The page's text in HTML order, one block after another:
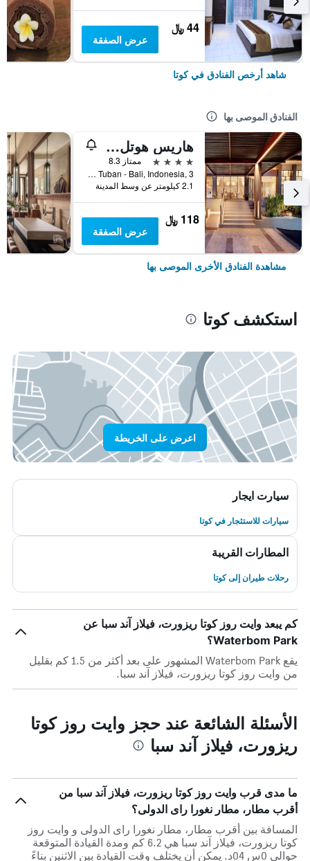
44 ﷼
عرض الصفقة
شاهد أرخص الفنادق في كوتا
الفنادق الموصى بها
هاريس هوتل كوتا توبان بالي
4 نجوم
ممتاز 8.3
Jl.Dewi Sartika Tuban - Bali, Indonesia, 3, كوتا, إندونيسيا
2.1 كيلومتر عن وسط المدينة
118 ﷼
عرض الصفقة
مشاهدة الفنادق الأخرى الموصى بها
استكشف كوتا
اعرض على الخريطة
سيارت ايجار
سيارات للاستئجار في كوتا
المطارات القريبة
رحلات طيران إلى كوتا
كم يبعد وايت روز كوتا ريزورت، فيلاز آند سبا عن
Waterbom Park؟
يقع Waterbom Park المشهور على بعد أكثر من 1.5 كم بقليل
من وايت روز كوتا ريزورت، فيلاز آند سبا.
الأسئلة الشائعة عند حجز وايت روز كوتا
ريزورت، فيلاز آند سبا
ما مدى قرب وايت روز كوتا ريزورت، فيلاز آند سبا من
أقرب مطار، مطار نغورا راى الدولى؟
المسافة بين أقرب مطار، مطار نغورا راى الدولى و وايت روز
كوتا ريزورت، فيلاز آند سبا هي 6.2 كم ومدة القيادة المتوقعة
حوالي 0س 04د. يمكن أن يختلف وقت القيادة بين الاثنين بناءً